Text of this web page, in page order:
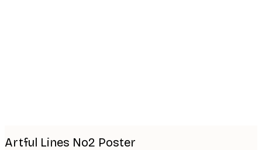
Artful Lines No2 Poster